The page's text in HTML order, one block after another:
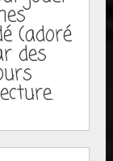
(adoré
des